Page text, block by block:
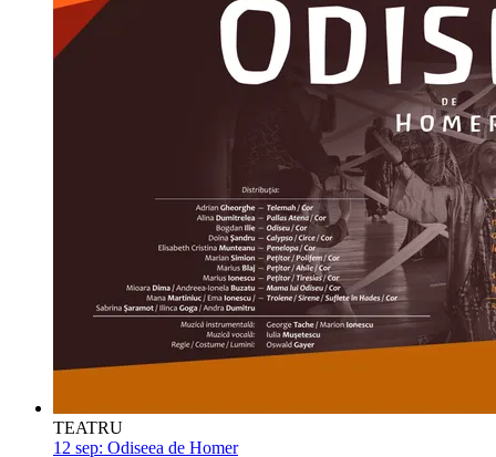
TEATRU
12 sep: Odiseea de Homer